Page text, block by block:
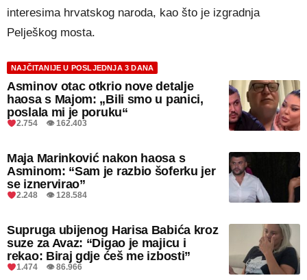
interesima hrvatskog naroda, kao što je izgradnja
Pelješkog mosta.
NAJČITANIJE U POSLJEDNJA 3 DANA
Asminov otac otkrio nove detalje
haosa s Majom: „Bili smo u panici,
poslala mi je poruku“
2.754 👁 162.403
Maja Marinković nakon haosa s
Asminom: “Sam je razbio šoferku jer
se iznervirao”
2.248 👁 128.584
Supruga ubijenog Harisa Babića kroz
suze za Avaz: “Digao je majicu i
rekao: Biraj gdje ćeš me izbosti”
1.474 👁 86.966